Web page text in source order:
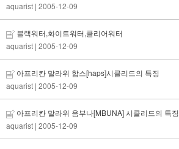
aquarist | 2005-12-09
블랙워터,화이트워터,클리어워터
aquarist | 2005-12-09
아프리칸 말라위 합스[haps]시클리드의 특징
aquarist | 2005-12-09
아프리칸 말라위 음부나[MBUNA] 시클리드의 특징
aquarist | 2005-12-09